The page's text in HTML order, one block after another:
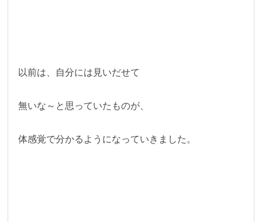
以前は、自分には見いだせて
無いな～と思っていたものが、
体感覚で分かるようになっていきました。